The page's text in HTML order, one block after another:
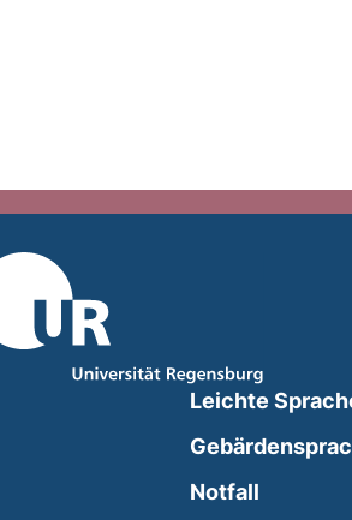
Leichte
Notfall